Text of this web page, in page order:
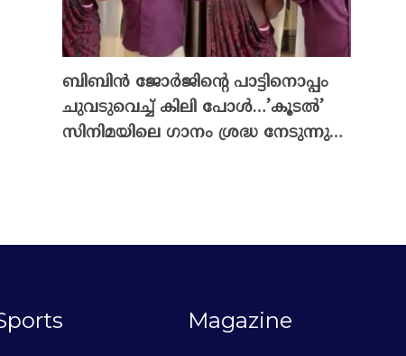
ബിബിൻ ജോർജിന്റെ പാട്ടിനൊപ്പം
ചുവടുവെച്ച് കിലി പോൾ…’കൂടൽ’
സിനിമയിലെ ഗാനം ശ്രദ്ധ നേടുന്നു…
Magazine